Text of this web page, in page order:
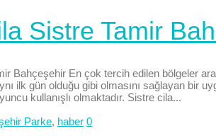
Sistre Tamir
Bahçeşehir En çok tercih edilen bölgeler
ilk gün olduğu gibi olmasını sağlayan bir
kullanışlı olmaktadır. Sistre cila...
Parke, haber 0